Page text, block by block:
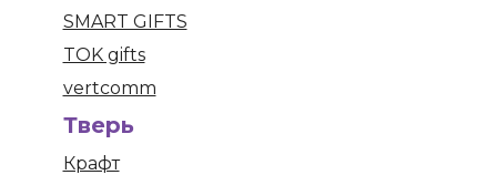
SMART GIFTS
TOK gifts
vertcomm
Тверь
Крафт